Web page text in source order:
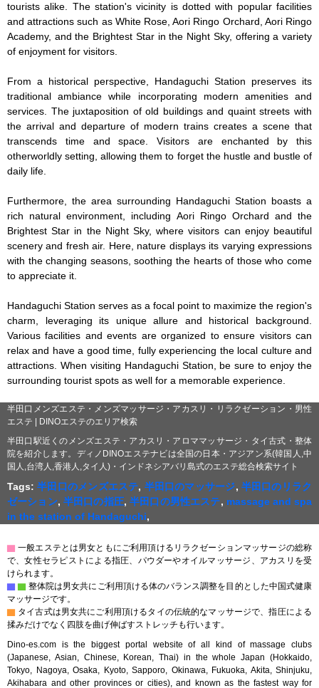
tourists alike. The station's vicinity is dotted with popular facilities
and attractions such as White Rose, Aori Ringo Orchard, Aori Ringo
Academy, and the Brightest Star in the Night Sky, offering a variety
of enjoyment for visitors.
From a historical perspective, Handaguchi Station preserves its
traditional ambiance while incorporating modern amenities and
services. The juxtaposition of old buildings and quaint streets with
the arrival and departure of modern trains creates a scene that
transcends time and space. Visitors are enchanted by this
otherworldly setting, allowing them to forget the hustle and bustle of
daily life.
Furthermore, the area surrounding Handaguchi Station boasts a
rich natural environment, including Aori Ringo Orchard and the
Brightest Star in the Night Sky, where visitors can enjoy beautiful
scenery and fresh air. Here, nature displays its varying expressions
with the changing seasons, soothing the hearts of those who come
to appreciate it.
Handaguchi Station serves as a focal point to maximize the region's
charm, leveraging its unique allure and historical background.
Various facilities and events are organized to ensure visitors can
relax and have a good time, fully experiencing the local culture and
attractions. When visiting Handaguchi Station, be sure to enjoy the
surrounding tourist spots as well for a memorable experience.
半田口メンズエステ・メンズマッサージ・アカスリ・リラクゼーション・男性
エステ | DINOエステのエリア検索
半田口駅近くのメンズエステ・アカスリ・アロママッサージ・タイ古式・整体
院を紹介します。ディノDINOエステナビは全国の日本・アジアン系(韓国人,中
国人,台湾人,香港人,タイ人)・インドネシアバリ島式のエステ総合検索サイト
Tags:半田口のメンズエステ, 半田口のマッサージ, 半田口のリラク
ゼーション, 半田口の指圧,半田口の男性エステ, massage and spa
in the station of Handaguchi,
▇ 一般エステとは男女ともにご利用頂けるリラクゼーションマッサージの総称
で、女性セラピストによる指圧、パウダーやオイルマッサージ、アカスリを受
けられます。
▇ ▇ 整体院は男女共にご利用頂ける体のバランス調整を目的とした中国式健康
マッサージです。
▇ タイ古式は男女共にご利用頂けるタイの伝統的なマッサージで、指圧による
揉みだけでなく四肢を曲げ伸ばすストレッチも行います。
Dino-es.com is the biggest portal website of all kind of massage clubs
(Japanese, Asian, Chinese, Korean, Thai) in the whole Japan (Hokkaido,
Tokyo, Nagoya, Osaka, Kyoto, Sapporo, Okinawa, Fukuoka, Akita, Shinjuku,
Akihabara and other provinces or cities), and known as the fastest way for